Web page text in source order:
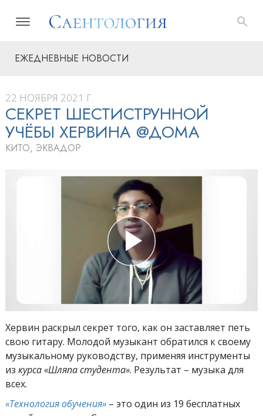
ЕЖЕДНЕВНЫЕ НОВОСТИ
22 НОЯБРЯ 2021 Г.
СЕКРЕТ ШЕСТИСТРУННОЙ
УЧЁБЫ ХЕРВИНА @ДОМА
КИТО, ЭКВАДОР
Хервин раскрыл секрет того, как он заставляет петь
свою гитару. Молодой музыкант обратился к своему
музыкальному руководству, применяя инструменты
из курса «Шляпа студента». Результат – музыка для
всех.
«Технология обучения» – это один из 19 бесплатных